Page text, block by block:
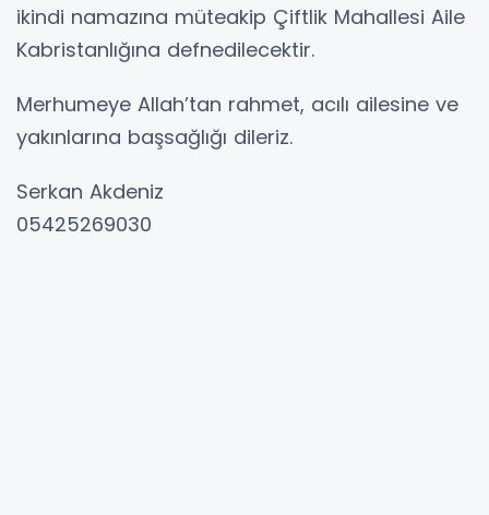
ikindi namazına müteakip Çiftlik Mahallesi Aile
Kabristanlığına defnedilecektir.
Merhumeye Allah’tan rahmet, acılı ailesine ve
yakınlarına başsağlığı dileriz.
Serkan Akdeniz
05425269030